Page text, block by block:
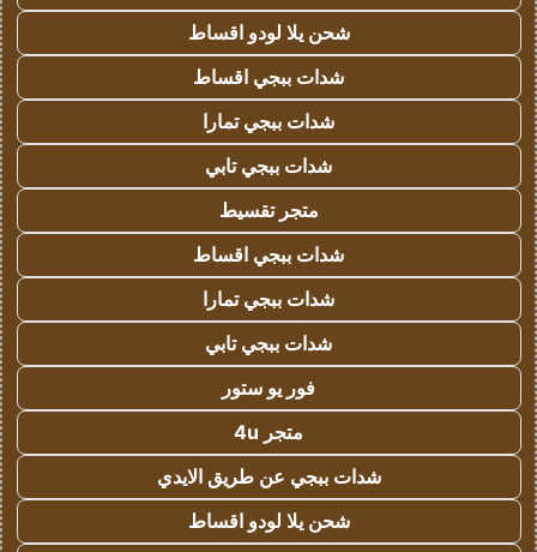
شحن يلا لودو اقساط
شدات ببجي اقساط
شدات ببجي تمارا
شدات ببجي تابي
متجر تقسيط
شدات ببجي اقساط
شدات ببجي تمارا
شدات ببجي تابي
فور يو ستور
متجر 4u
شدات ببجي عن طريق الايدي
شحن يلا لودو اقساط